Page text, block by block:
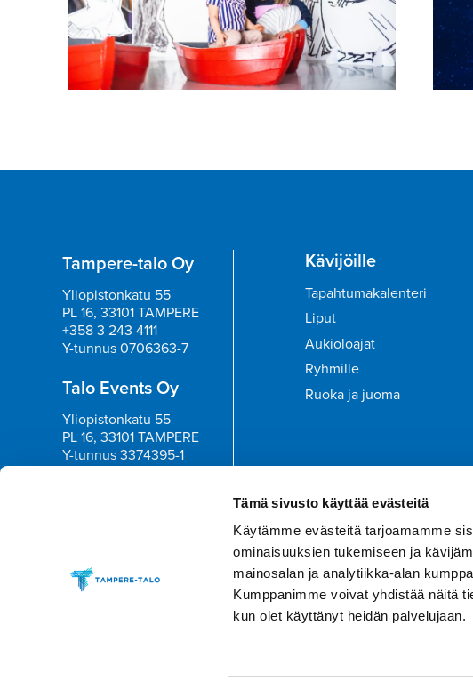
Tämä sivusto käyttää evästeitä
Käytämme evästeitä tarjoamamme
ominaisuuksien tukemiseen ja
mainosalan ja analytiikka-alan
Kumppanimme voivat yhdistää näitä
kun olet käyttänyt heidän palvelujaan.
Tampere-talo Oy
Yliopistonkatu 55
PL 16, 33101 TAMPERE
+358 3 243 4111
Y-tunnus 0706363-7
Talo Events Oy
Yliopistonkatu 55
PL 16, 33101 TAMPERE
Y-tunnus 3374395-1
Kävijöille
Tapahtumakalenteri
Liput
Aukioloajat
Ryhmille
Ruoka ja juoma
Tilaa uutiskirje